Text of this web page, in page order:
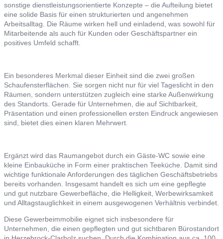
sonstige dienstleistungsorientierte Konzepte – die Aufteilung bietet
eine solide Basis für einen strukturierten und angenehmen
Arbeitsalltag. Die Räume wirken hell und einladend, was sowohl für
Mitarbeitende als auch für Kunden oder Geschäftspartner ein
positives Umfeld schafft.
Ein besonderes Merkmal dieser Einheit sind die zwei großen
Schaufensterflächen. Sie sorgen nicht nur für viel Tageslicht in den
Räumen, sondern unterstützen zugleich eine starke Außenwirkung
des Standorts. Gerade für Unternehmen, die auf Sichtbarkeit,
Präsentation und einen professionellen ersten Eindruck angewiesen
sind, bietet dies einen klaren Mehrwert.
Ergänzt wird das Raumangebot durch ein Gäste-WC sowie eine
kleine Einbauküche in Form einer praktischen Teeküche. Damit sind
wichtige funktionale Anforderungen des täglichen Geschäftsbetriebs
bereits vorhanden. Insgesamt handelt es sich um eine gepflegte
und gut nutzbare Gewerbefläche, die Helligkeit, Werbewirksamkeit
und Alltagstauglichkeit in einem ausgewogenen Verhältnis verbindet.
Diese Gewerbeimmobilie eignet sich insbesondere für
Unternehmen, die einen gepflegten und gut sichtbaren Bürostandort